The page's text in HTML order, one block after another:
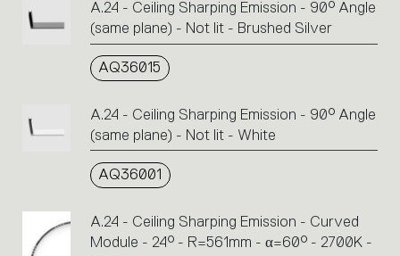
A.24 - Ceiling Sharping Emission - 90° Angle
(same plane) - Not lit - Brushed Silver
AQ36015
A.24 - Ceiling Sharping Emission - 90° Angle
(same plane) - Not lit - White
AQ36001
A.24 - Ceiling Sharping Emission - Curved
Module - 24° - R=561mm - α=60° - 2700K -